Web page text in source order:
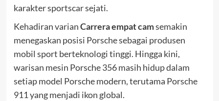
karakter sportscar sejati.
Kehadiran varianCarrera empat camsemakin
menegaskan posisi Porsche sebagai produsen
mobil sport berteknologi tinggi. Hingga kini,
warisan mesin Porsche 356 masih hidup dalam
setiap model Porsche modern, terutama Porsche
911 yang menjadi ikon global.